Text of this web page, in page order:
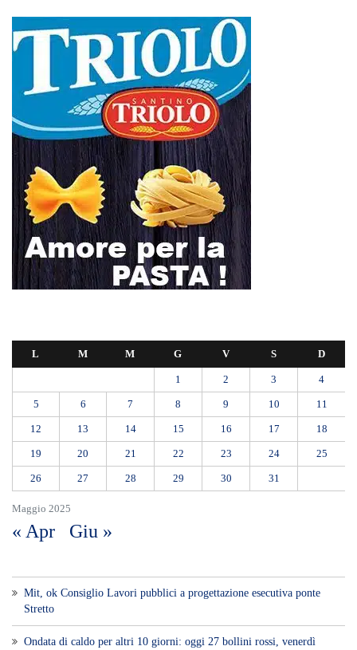
Maggio 2025
L M M G V S D
1 2 3 4
5 6 7 8 9 10 11
12 13 14 15 16 17 18
19 20 21 22 23 24 25
26 27 28 29 30 31
« Apr Giu »
Mit, ok Consiglio Lavori pubblici a progettazione esecutiva ponte
Stretto
Ondata di caldo per altri 10 giorni: oggi 27 bollini rossi, venerdì